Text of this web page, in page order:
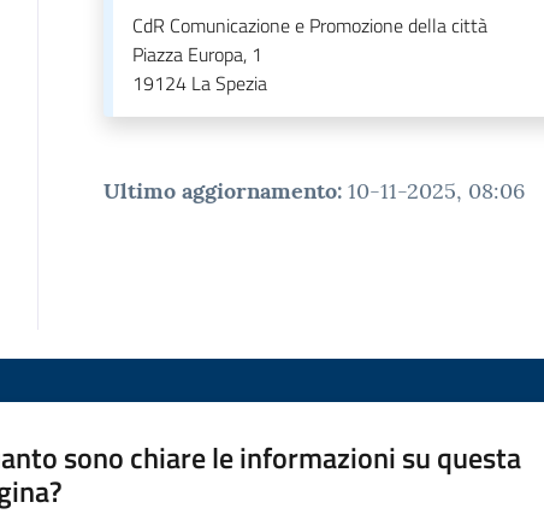
CdR Comunicazione e Promozione della città
Piazza Europa, 1
19124 La Spezia
Ultimo aggiornamento: 10-11-2025, 08:06
sono chiare le informazioni su questa